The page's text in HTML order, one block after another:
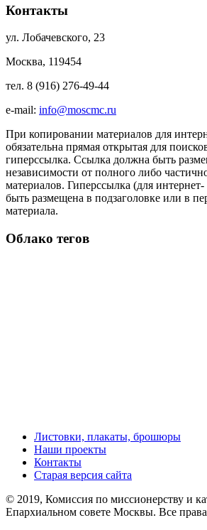
Контакты
ул. Лобачевского, 23
Москва, 119454
тел. 8 (916) 276-49-44
e-mail: info@moscmc.ru
При копировании материалов для
обязательна прямая открытая для
гиперссылка. Ссылка должна быть
независимости от полного либо
материалов. Гиперссылка (для
быть размещена в подзаголовке или в
материала.
Облако тегов
Листовки, плакаты, брошюры
Наши проекты
Контакты
Старая версия сайта
© 2019, Комиссия по миссионерству и
Епархиальном совете Москвы. Все